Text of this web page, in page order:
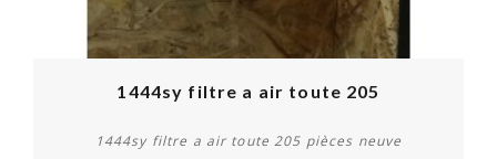
1444sy filtre a air toute 205
1444sy filtre a air toute 205 pièces neuve